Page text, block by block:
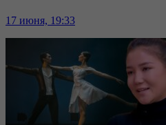
17 июня, 19:33